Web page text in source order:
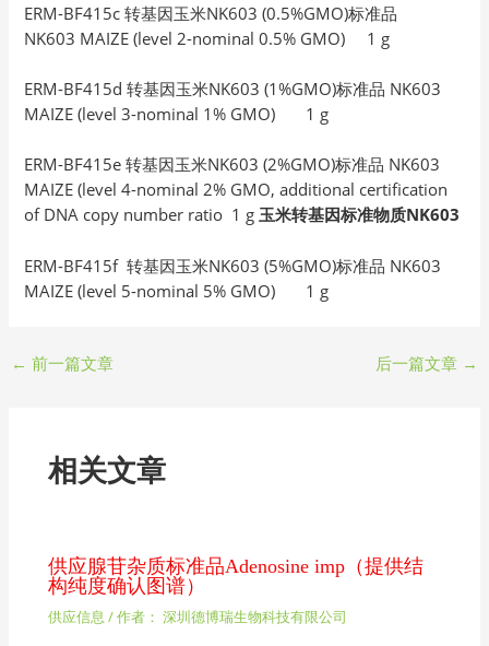
ERM-BF415c 转基因玉米NK603 (0.5%GMO)标准品
NK603 MAIZE (level 2-nominal 0.5% GMO) 1 g
ERM-BF415d 转基因玉米NK603 (1%GMO)标准品 NK603
MAIZE (level 3-nominal 1% GMO) 1 g
ERM-BF415e 转基因玉米NK603 (2%GMO)标准品 NK603
MAIZE (level 4-nominal 2% GMO, additional certification
of DNA copy number ratio 1 g玉米转基因标准物质NK603
ERM-BF415f 转基因玉米NK603 (5%GMO)标准品 NK603
MAIZE (level 5-nominal 5% GMO) 1 g
← 前一篇文章 后一篇文章 →
相关文章
供应腺苷杂质标准品Adenosine imp（提供结
构纯度确认图谱）
供应信息 / 作者： 深圳德博瑞生物科技有限公司